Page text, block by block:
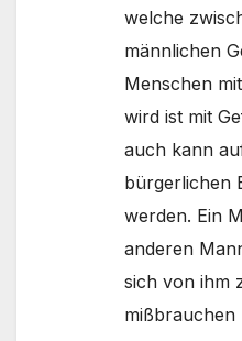
welche
männlichen
Menschen
wird ist mit
auch kann
bürgerlichen
werden. Ein
anderen
sich von ihm
mißbrauchen